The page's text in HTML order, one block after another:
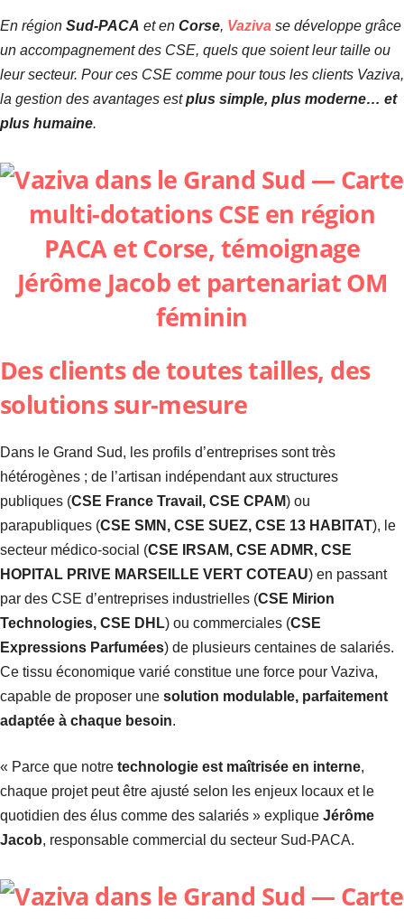
En région Sud-PACA et en Corse, Vaziva se développe grâce
un accompagnement des CSE, quels que soient leur taille ou
leur secteur. Pour ces CSE comme pour tous les clients Vaziva,
la gestion des avantages estplus simple, plus moderne… et
plus humaine.
Des clients de toutes tailles, des
solutions sur-mesure
Dans le Grand Sud, les profils d’entreprises sont très
hétérogènes ; de l’artisan indépendant aux structures
publiques (CSE France Travail, CSE CPAM) ou
parapubliques (CSE SMN, CSE SUEZ, CSE 13 HABITAT), le
secteur médico-social (CSE IRSAM, CSE ADMR, CSE
HOPITAL PRIVE MARSEILLE VERT COTEAU) en passant
par des CSE d’entreprises industrielles (CSE Mirion
Technologies, CSE DHL) ou commerciales (CSE
Expressions Parfumées) de plusieurs centaines de salariés.
Ce tissu économique varié constitue une force pour Vaziva,
capable de proposer une solution modulable, parfaitement
adaptée à chaque besoin.
« Parce que notre technologie est maîtrisée en interne,
chaque projet peut être ajusté selon les enjeux locaux et le
quotidien des élus comme des salariés » explique Jérôme
Jacob, responsable commercial du secteur Sud-PACA.